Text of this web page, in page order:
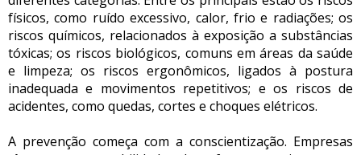
físicos, como ruído excessivo, calor, frio e radiações; os
riscos químicos, relacionados à exposição a substâncias
tóxicas; os riscos biológicos, comuns em áreas da saúde
e limpeza; os riscos ergonômicos, ligados à postura
inadequada e movimentos repetitivos; e os riscos de
acidentes, como quedas, cortes e choques elétricos.
A prevenção começa com a conscientização. Empresas